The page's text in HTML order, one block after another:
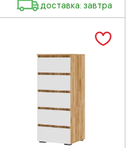
доставка: завтра